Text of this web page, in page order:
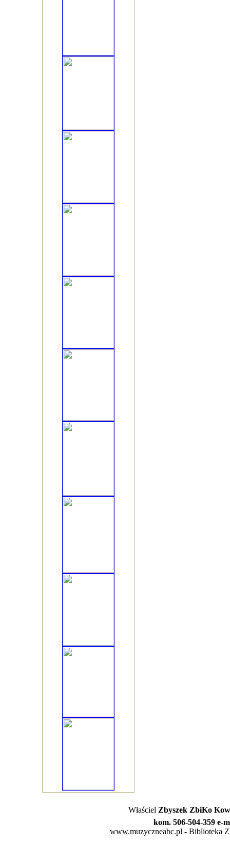
Właściel Zbyszek ZbiKo
kom. 506-504-359 e-
www.muzyczneabc.pl - Biblioteka